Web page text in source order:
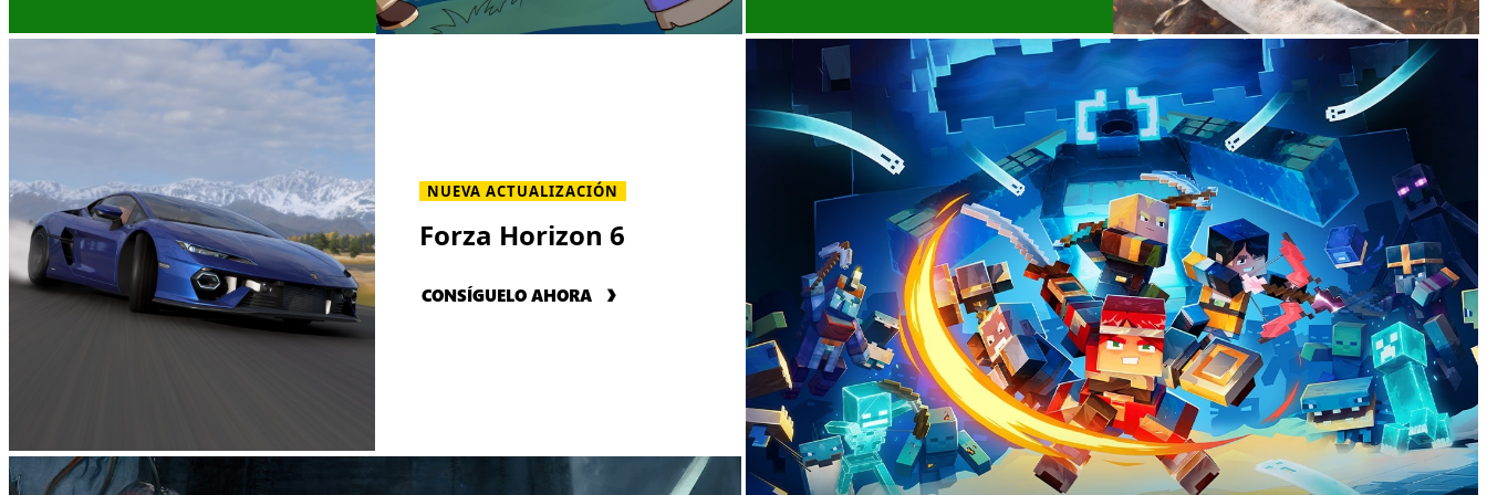
NUEVA ACTUALIZACIÓN
Forza Horizon 6
CONSÍGUELO AHORA